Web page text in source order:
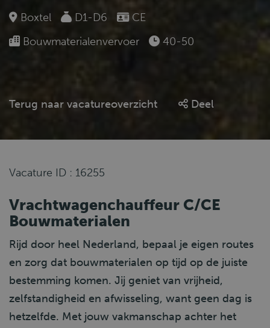
Boxtel D1-D6
CE
Bouwmaterialenvervoer
40-50
Terug naar vacatureoverzicht Deel
Vacature ID : 16255
Vrachtwagenchauffeur C/CE
Bouwmaterialen
Rijd door heel Nederland, bepaal je eigen routes
en zorg dat bouwmaterialen op tijd op de juiste
bestemming komen. Jij geniet van vrijheid,
zelfstandigheid en afwisseling, want geen dag is
hetzelfde. Met jouw vakmanschap achter het